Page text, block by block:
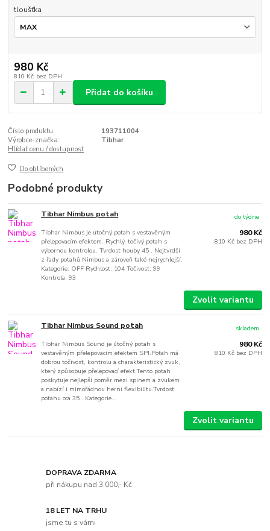
tloušťka
980 Kč
810 Kč bez DPH
Přidat do košíku
Číslo produktu:
193711004
Výrobce-značka:
Tibhar
Hlídat cenu / dostupnost
Do oblíbených
Podobné produkty
Tibhar Nimbus potah
Tibhar Nimbus je útočný potah s vestavěným
přelepovacím efektem. Rychlý, točivý potah s
výbornou kontrolou. Tvrdost houby 45 . Nejtvrdší
z řady potahů Nimbus a zároveň také nejrychlejší.
Kategorie: OFF Rychlost: 104 Točivost: 99
Kontrola: 93
980 Kč
810 Kč bez DPH
do týdne
Zvolit variantu
Tibhar Nimbus Sound potah
Tibhar Nimbus Sound je útočný potah s
vestavěným přelepovacím efektem SPI.Potah má
dobrou točivost, kontrolu a charakteristický zvuk,
který způsobuje přelepovací efekt.Tento potah
poskytuje nejlepší poměr mezi spinem a zvukem
a nabízí i mimořádnou herní flexibilitu.Tvrdost
potahu cca 35 . Kategorie...
980 Kč
810 Kč bez DPH
skladem
Zvolit variantu
DOPRAVA ZDARMA
při nákupu nad 3.000,- Kč
18 LET NA TRHU
jsme tu s vámi